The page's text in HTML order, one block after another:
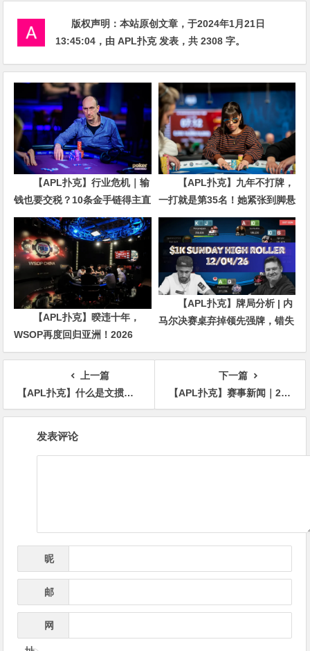
版权声明：本站原创文章，于2024年1月21日
13:45:04 ，由APL扑克发表，共 2308 字。
【APL扑克】行业危机｜输
钱也要交税？10条金手链得主直
言“扛不住”，主动砍掉四分之三
比赛
【APL扑克】九年不打牌，
一打就是第35名！她紧张到脚悬
空，但全世界以为她很淡定
【APL扑克】暌违十年，
WSOP再度回归亚洲！2026
APL济州站6月19-28日盛大登
【APL扑克】牌局分析 | 内
马尔决赛桌弃掉领先强牌，错失
上一篇
【APL扑克】什么是文掼？第三届“江苏人酒”杯CCGT竞技掼蛋锦标赛圆满落幕
下一篇
【APL扑克】赛事新闻｜2024CPG®巡游赛-三亚海棠站赛事发布（2024年3月16日-3月22日）
发表评论
昵
邮
网